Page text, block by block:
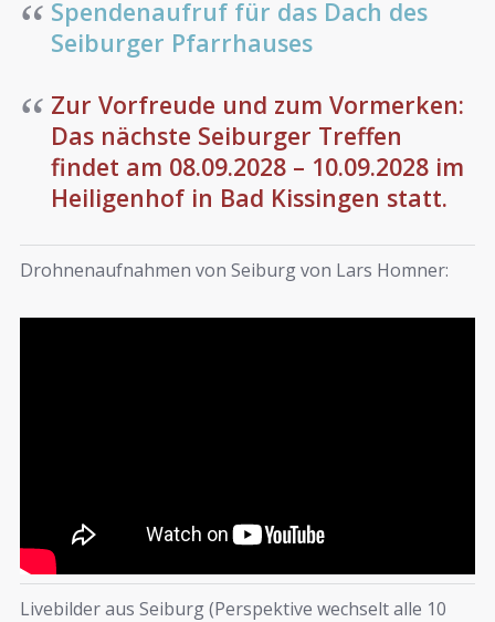
Spendenaufruf für das Dach des
Seiburger Pfarrhauses
Zur Vorfreude und zum Vormerken:
Das nächste Seiburger Treffen
findet am 08.09.2028 – 10.09.2028 im
Heiligenhof in Bad Kissingen statt.
Drohnenaufnahmen von Seiburg von Lars Homner:
Livebilder aus Seiburg (Perspektive wechselt alle 10